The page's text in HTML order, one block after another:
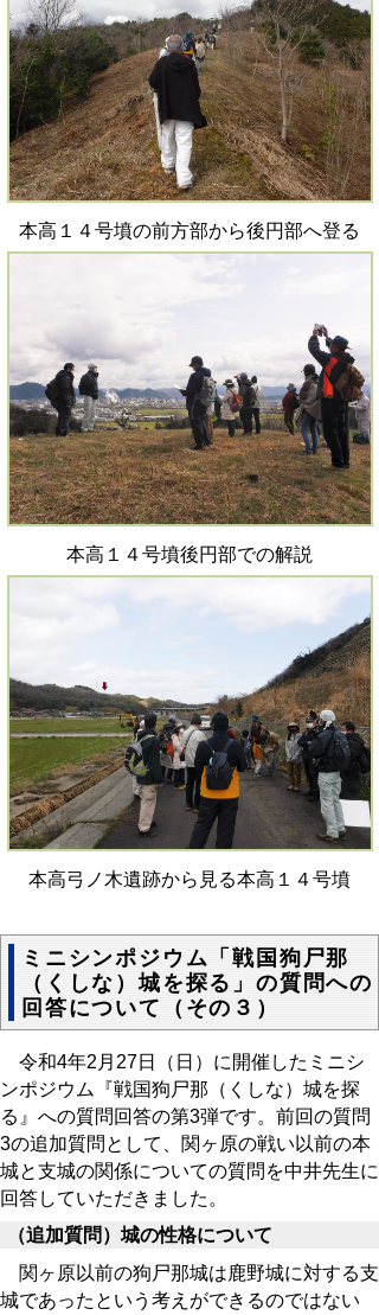
本高１４号墳の前方部から後円部へ登る
本高１４号墳後円部での解説
本高弓ノ木遺跡から見る本高１４号墳
ミニシンポジウム「戦国狗尸那
（くしな）城を探る」の質問への
回答について（その３）
令和4年2月27日（日）に開催したミニシ
ンポジウム『戦国狗尸那（くしな）城を探
る』への質問回答の第3弾です。前回の質問
3の追加質問として、関ヶ原の戦い以前の本
城と支城の関係についての質問を中井先生に
回答していただきました。
（追加質問）城の性格について
関ヶ原以前の狗尸那城は鹿野城に対する支
城であったという考えができるのではない